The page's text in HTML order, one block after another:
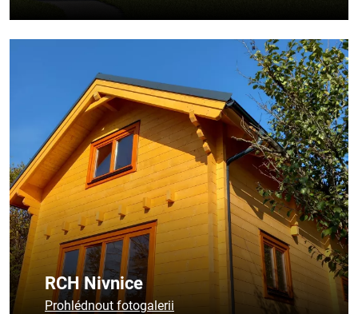
RCH Nivnice
Prohlédnout fotogalerii